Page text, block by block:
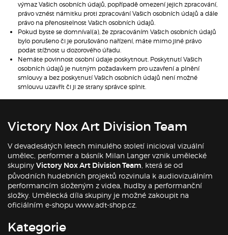
výmaz Vašich osobních údajů, popřípadě omezení jejich zpracování,
právo vznést námitku proti zpracování Vašich osobních údajů a dále
právo na přenositelnost Vašich osobních údajů.
Pokud byste se domníval(a), že zpracováním Vašich osobních údajů
bylo porušeno či je porušováno nařízení, máte mimo jiné právo
podat stížnost u dozorového úřadu.
Nemáte povinnost osobní údaje poskytnout. Poskytnutí Vašich
osobních údajů je nutným požadavkem pro uzavření a plnění
smlouvy a bez poskytnutí Vašich osobních údajů není možné
smlouvu uzavřít či ji ze strany správce splnit.
Victory Nox Art Division Team
V devadesátých letech minulého století inicioval vizuální
umělec, performer a básník Milan Langer vznik umělecké
skupiny Victory Nox Art Division Team
, která se od
původních hudebních projektů rozvinula k audiovizuálním
performancím složeným z videa, hudby a performanční
složky. Umělecká díla skupiny je možné zakoupit na
oficiálním e-shopu www.adt-shop.cz.
Kategorie